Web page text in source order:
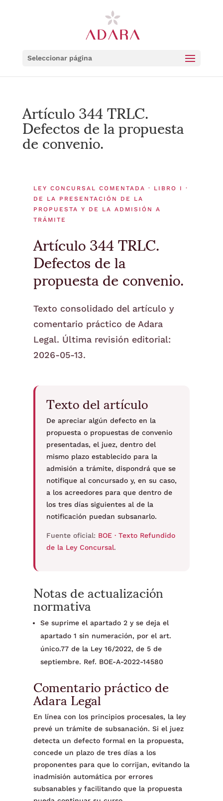
Seleccionar página
Artículo 344 TRLC.
Defectos de la propuesta
de convenio.
LEY CONCURSAL COMENTADA · LIBRO I ·
DE LA PRESENTACIÓN DE LA
PROPUESTA Y DE LA ADMISIÓN A
TRÁMITE
Artículo 344 TRLC.
Defectos de la
propuesta de convenio.
Texto consolidado del artículo y
comentario práctico de Adara
Legal. Última revisión editorial:
2026-05-13.
Texto del artículo
De apreciar algún defecto en la
propuesta o propuestas de convenio
presentadas, el juez, dentro del
mismo plazo establecido para la
admisión a trámite, dispondrá que se
notifique al concursado y, en su caso,
a los acreedores para que dentro de
los tres días siguientes al de la
notificación puedan subsanarlo.
Fuente oficial: BOE · Texto Refundido
de la Ley Concursal.
Notas de actualización
normativa
Se suprime el apartado 2 y se deja el
apartado 1 sin numeración, por el art.
único.77 de la Ley 16/2022, de 5 de
septiembre. Ref. BOE-A-2022-14580
Comentario práctico de
Adara Legal
En línea con los principios procesales, la ley
prevé un trámite de subsanación. Si el juez
detecta un defecto formal en la propuesta,
concede un plazo de tres días a los
proponentes para que lo corrijan, evitando la
inadmisión automática por errores
subsanables y facilitando que la propuesta